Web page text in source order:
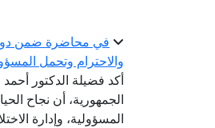
في محاضرة ضمن دورة
والاحترام وتحمل
أكد فضيلة الدكتور أحمد
الجمهورية، أن نجاح
المسؤولية، وإدارة